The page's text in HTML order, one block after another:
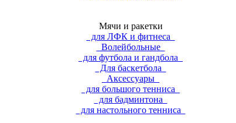
Мячи и ракетки
для ЛФК и фитнеса
Волейбольные
для футбола и гандбола
Для баскетбола
Аксессуары
для большого тенниса
для бадминтона
для настольного тенниса